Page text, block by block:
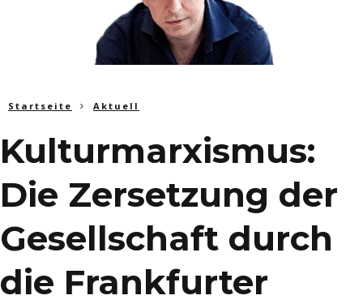
Startseite Aktuell
Kulturmarxismus:
Die Zersetzung der
Gesellschaft durch
die Frankfurter